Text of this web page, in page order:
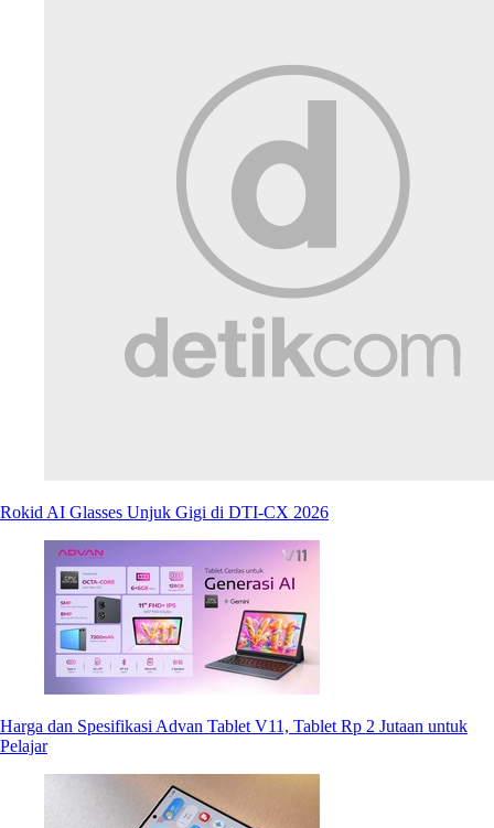
Rokid AI Glasses Unjuk Gigi di DTI-CX 2026
Harga dan Spesifikasi Advan Tablet V11, Tablet Rp 2 Jutaan untuk
Pelajar